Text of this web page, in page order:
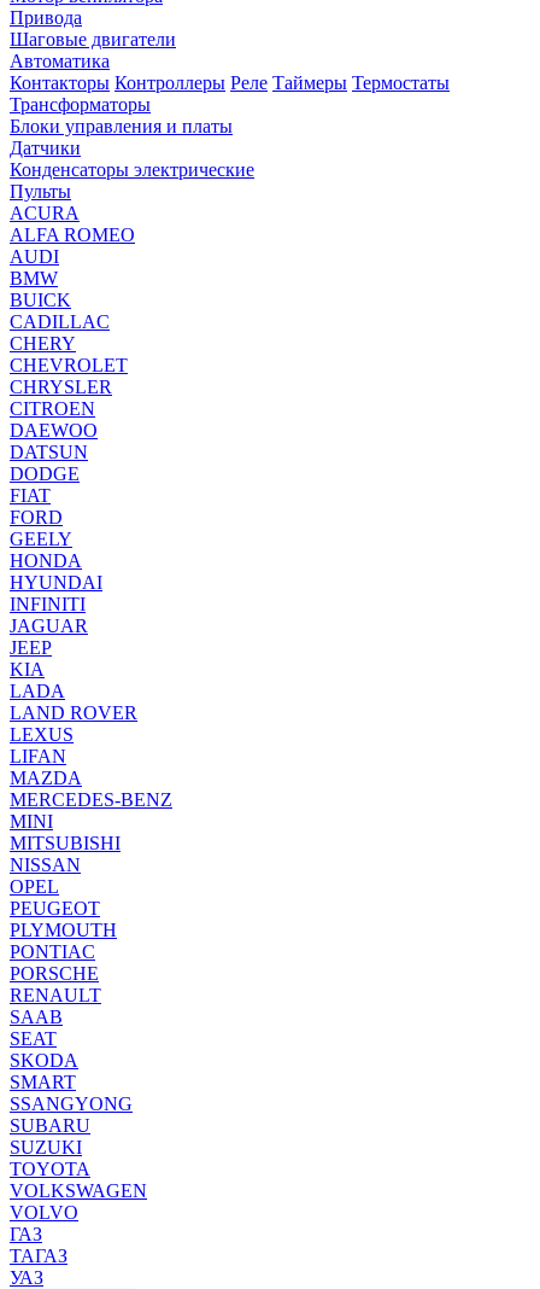
Привода
Шаговые двигатели
Автоматика
Контакторы Контроллеры Реле Таймеры Термостаты
Трансформаторы
Блоки управления и платы
Датчики
Конденсаторы электрические
Пульты
ACURA
ALFA ROMEO
AUDI
BMW
BUICK
CADILLAC
CHERY
CHEVROLET
CHRYSLER
CITROEN
DAEWOO
DATSUN
DODGE
FIAT
FORD
GEELY
HONDA
HYUNDAI
INFINITI
JAGUAR
JEEP
KIA
LADA
LAND ROVER
LEXUS
LIFAN
MAZDA
MERCEDES-BENZ
MINI
MITSUBISHI
NISSAN
OPEL
PEUGEOT
PLYMOUTH
PONTIAC
PORSCHE
RENAULT
SAAB
SEAT
SKODA
SMART
SSANGYONG
SUBARU
SUZUKI
TOYOTA
VOLKSWAGEN
VOLVO
ГАЗ
ТАГАЗ
УАЗ